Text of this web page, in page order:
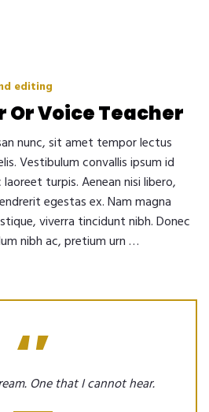
editing
Or Voice Teacher
nunc, sit amet tempor lectus
Vestibulum convallis ipsum id
turpis. Aenean nisi libero,
egestas ex. Nam magna
viverra tincidunt nibh. Donec
nibh ac, pretium urn …
One that I cannot hear.